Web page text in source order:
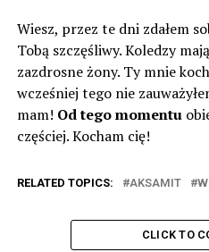
Wiesz, przez te dni zdałem
Tobą szczęśliwy. Koledzy
zazdrosne żony. Ty mnie
wcześniej tego nie
mam! Od tego momentu
częściej. Kocham cię!
RELATED TOPICS: AKSAMIT
CLICK TO